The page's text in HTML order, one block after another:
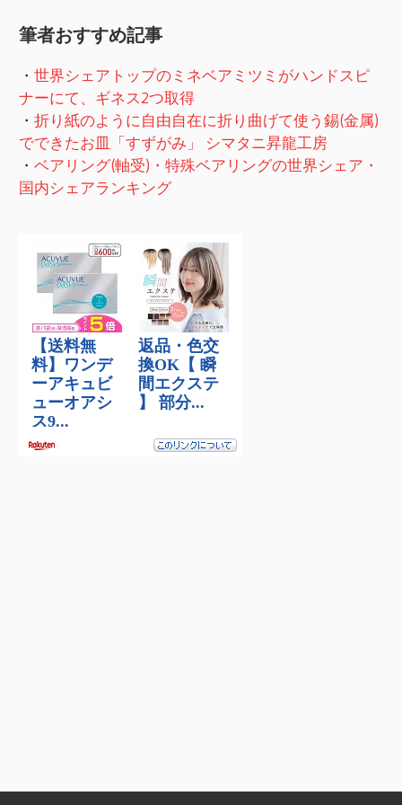
筆者おすすめ記事
・世界シェアトップのミネベアミツミがハンドスピ
ナーにて、ギネス2つ取得
・折り紙のように自由自在に折り曲げて使う錫(金属)
でできたお皿「すずがみ」 シマタニ昇龍工房
・ベアリング(軸受)・特殊ベアリングの世界シェア・
国内シェアランキング